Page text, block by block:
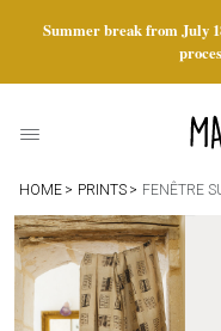
Summer break from July
HOME PRINTS FENÊTRE